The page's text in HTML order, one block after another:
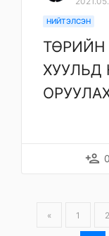
НИЙТЭЛСЭН
ТӨРИЙН
ХУУЛЬД
person_add 0
« 1 2